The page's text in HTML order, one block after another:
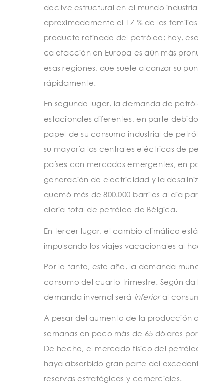
declive estructural en el mundo
aproximadamente el 17 % de las
producto refinado del petróleo; hoy,
calefacción en Europa es aún más
esas regiones, que suele alcanzar su
rápidamente.
En segundo lugar, la demanda de
estacionales diferentes, en parte
papel de su consumo industrial de
su mayoría las centrales eléctricas de
países con mercados emergentes, en
generación de electricidad y la
quemó más de 800.000 barriles al día
diaria total de petróleo de Bélgica.
En tercer lugar, el cambio climático
impulsando los viajes vacacionales al
Por lo tanto, este año, la demanda
consumo del cuarto trimestre. Según
demanda invernal será inferioral
A pesar del aumento de la producción
semanas en poco más de 65 dólares
De hecho, el mercado físico del
haya absorbido gran parte del
reservas estratégicas y comerciales.